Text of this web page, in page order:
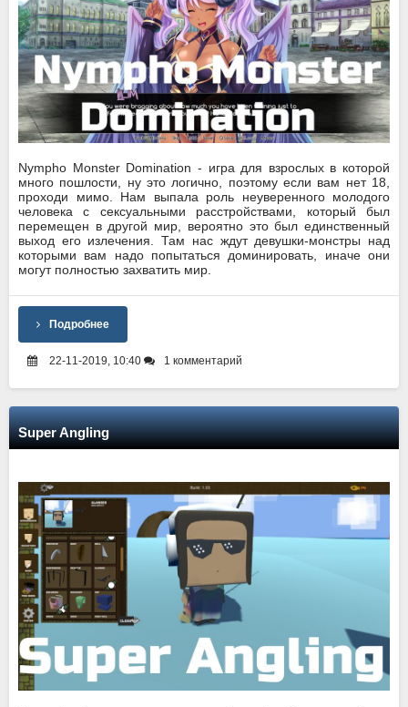
Nympho Monster Domination - игра для взрослых в которой
много пошлости, ну это логично, поэтому если вам нет 18,
проходи мимо. Нам выпала роль неуверенного молодого
человека с сексуальными расстройствами, который был
перемещен в другой мир, вероятно это был единственный
выход его излечения. Там нас ждут девушки-монстры над
которыми вам надо попытаться доминировать, иначе они
могут полностью захватить мир.
Подробнее
22-11-2019, 10:40 1 комментарий
Super Angling